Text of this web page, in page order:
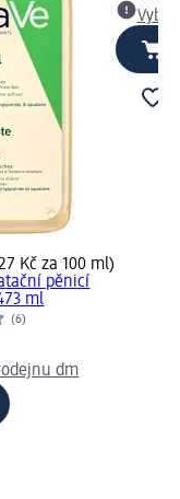
Kč za 100 ml)
pěnicí
ml
(6)
dm